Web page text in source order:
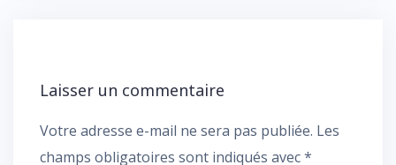
Laisser un commentaire
Votre adresse e-mail ne sera pas publiée. Les
champs obligatoires sont indiqués avec*